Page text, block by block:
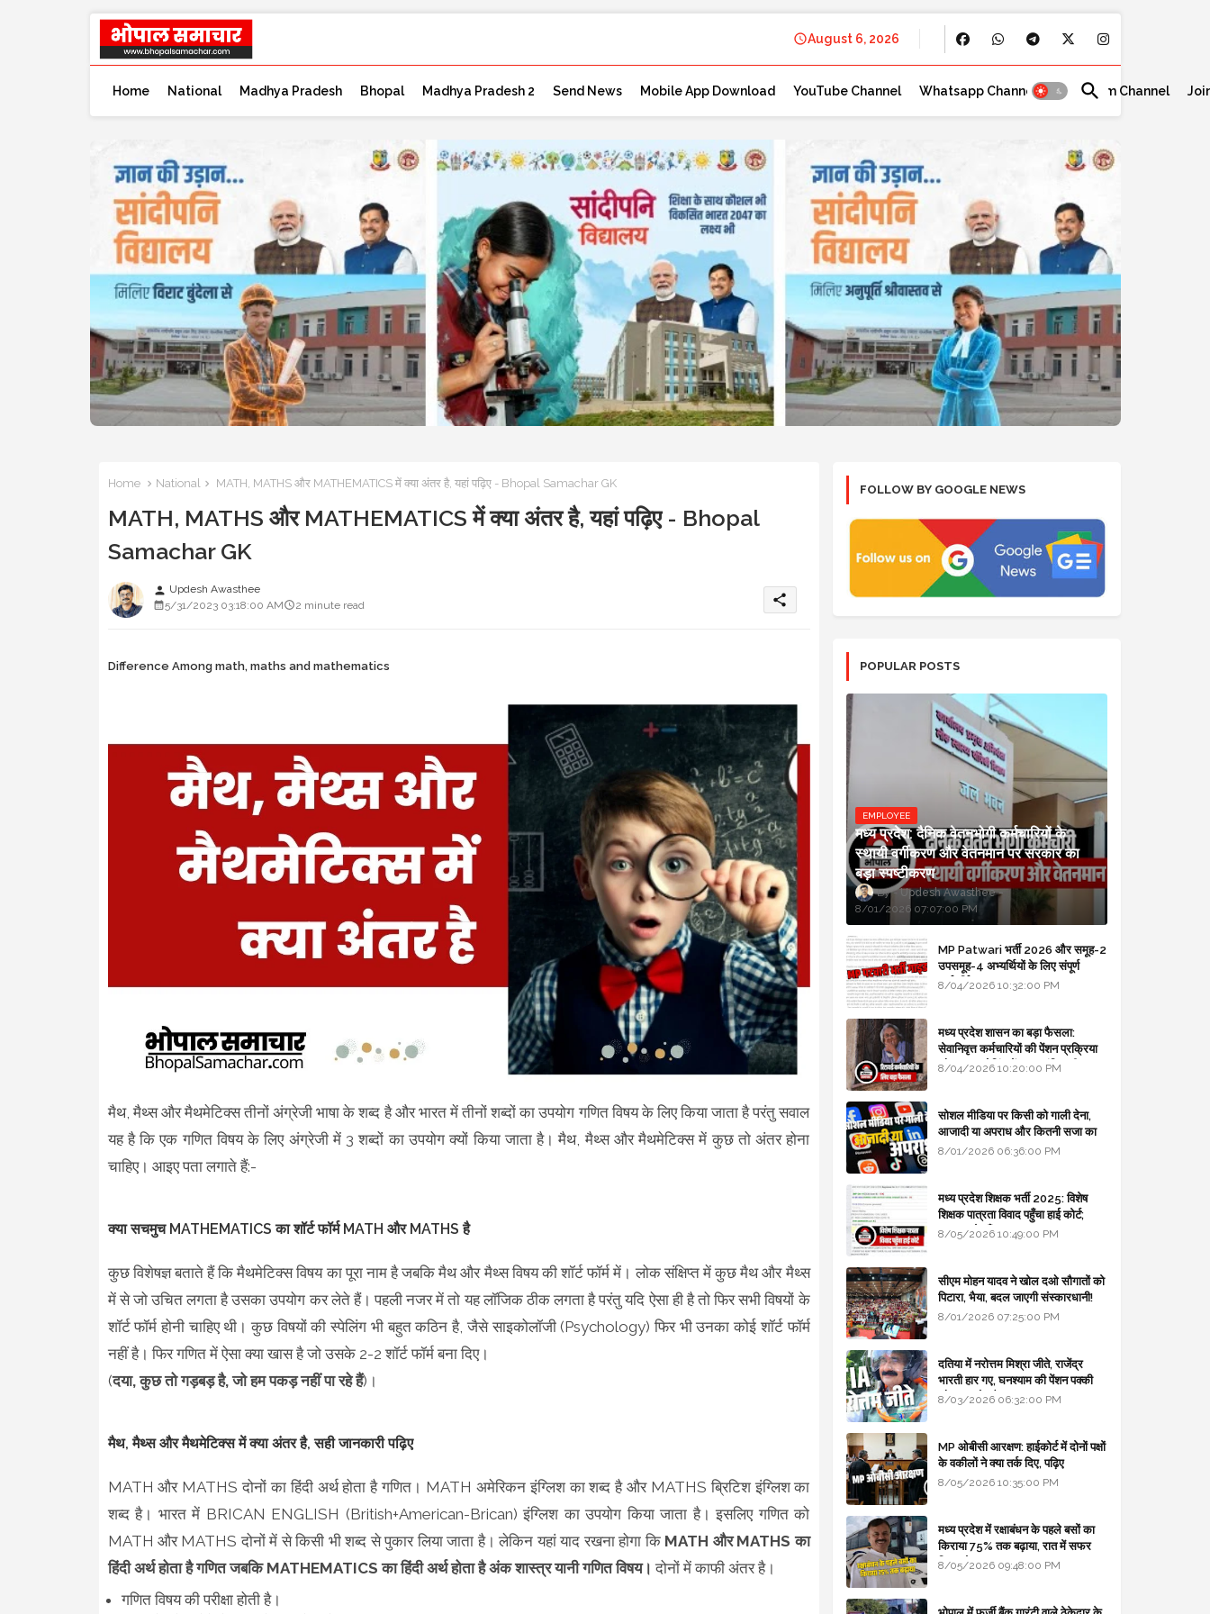
August 6, 2026
Home National Madhya Pradesh Bhopal Madhya Pradesh 2 Send News Mobile App Download YouTube Channel Whatsapp Channel Telegram Channel
Home National MATH, MATHS और MATHEMATICS में क्या अंतर है, यहां पढ़िए - Bhopal Samachar GK
MATH, MATHS और MATHEMATICS में क्या अंतर है, यहां पढ़िए - Bhopal
Samachar GK
person Updesh Awasthee
5/31/2023 03:18:00 AM
2 minute read share
Difference Among math, maths and mathematics
मैथ, मैथ्स और मैथमेटिक्स तीनों अंग्रेजी भाषा के शब्द है और भारत में तीनों शब्दों का उपयोग गणित विषय के लिए किया जाता है परंतु सवाल
यह है कि एक गणित विषय के लिए अंग्रेजी में 3 शब्दों का उपयोग क्यों किया जाता है। मैथ, मैथ्स और मैथमेटिक्स में कुछ तो अंतर होना
चाहिए। आइए पता लगाते हैं:-
क्या सचमुच MATHEMATICS का शॉर्ट फॉर्म MATH और MATHS है
कुछ विशेषज्ञ बताते हैं कि मैथमेटिक्स विषय का पूरा नाम है जबकि मैथ और मैथ्स विषय की शॉर्ट फॉर्म में। लोक संक्षिप्त में कुछ मैथ और मैथ्स
में से जो उचित लगता है उसका उपयोग कर लेते हैं। पहली नजर में तो यह लॉजिक ठीक लगता है परंतु यदि ऐसा ही है तो फिर सभी विषयों के
शॉर्ट फॉर्म होनी चाहिए थी। कुछ विषयों की स्पेलिंग भी बहुत कठिन है, जैसे साइकोलॉजी (Psychology) फिर भी उनका कोई शॉर्ट फॉर्म
नहीं है। फिर गणित में ऐसा क्या खास है जो उसके 2-2 शॉर्ट फॉर्म बना दिए।
(दया, कुछ तो गड़बड़ है, जो हम पकड़ नहीं पा रहे हैं)।
मैथ, मैथ्स और मैथमेटिक्स में क्या अंतर है, सही जानकारी पढ़िए
MATH और MATHS दोनों का हिंदी अर्थ होता है गणित। MATH अमेरिकन इंग्लिश का शब्द है और MATHS ब्रिटिश इंग्लिश का
शब्द है। भारत में BRICAN ENGLISH (British+American-Brican) इंग्लिश का उपयोग किया जाता है। इसलिए गणित को
MATH और MATHS दोनों में से किसी भी शब्द से पुकार लिया जाता है। लेकिन यहां याद रखना होगा कि MATH और MATHS का
हिंदी अर्थ होता है गणित जबकि MATHEMATICS का हिंदी अर्थ होता है अंक शास्त्र यानी गणित विषय।दोनों में काफी अंतर है।
गणित विषय की परीक्षा होती है।
FOLLOW BY GOOGLE NEWS
POPULAR POSTS
EMPLOYEE
मध्य प्रदेश: दैनिक वेतनभोगी कर्मचारियों के
स्थायी वर्गीकरण और वेतनमान पर सरकार का
बड़ा स्पष्टीकरण
Updesh Awasthee
8/01/2026 07:07:00 PM
MP Patwari भर्ती 2026 और समूह-2
उपसमूह-4 अभ्यर्थियों के लिए संपूर्ण
मार्गदर्शिका
8/04/2026 10:32:00 PM
मध्य प्रदेश शासन का बड़ा फैसला:
सेवानिवृत्त कर्मचारियों की पेंशन प्रक्रिया
और बजट कोडिंग में हुए क्रांतिकारी
8/04/2026 10:20:00 PM
सोशल मीडिया पर किसी को गाली देना,
आजादी या अपराध और कितनी सजा का
प्रावधान - free legal advice
8/01/2026 06:36:00 PM
मध्य प्रदेश शिक्षक भर्ती 2025: विशेष
शिक्षक पात्रता विवाद पहुँचा हाई कोर्ट;
सरकार से माँगा जवाब
8/05/2026 10:49:00 PM
सीएम मोहन यादव ने खोल दओ सौगातों को
पिटारा, भैया, बदल जाएगी संस्कारधानी!
8/01/2026 07:25:00 PM
दतिया में नरोत्तम मिश्रा जीते, राजेंद्र
भारती हार गए, घनश्याम की पेंशन पक्की
और आशुतोष बैक टू...
8/03/2026 06:32:00 PM
MP ओबीसी आरक्षण: हाईकोर्ट में दोनों पक्षों
के वकीलों ने क्या तर्क दिए, पढ़िए
8/05/2026 10:35:00 PM
मध्य प्रदेश में रक्षाबंधन के पहले बसों का
किराया 75% तक बढ़ाया, रात में सफर
किया तो 10% एक्स्ट्रा
8/05/2026 09:48:00 PM